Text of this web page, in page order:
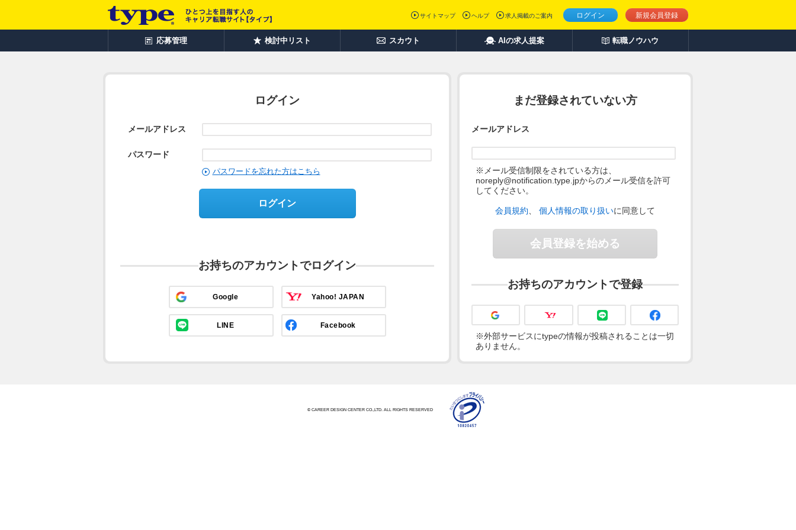
ログイン 新規会員登録
サイトマップ ヘルプ 求人掲載のご案内
応募管理 検討中リスト スカウト AIの求人提案 転職ノウハウ
ログイン
メールアドレス
パスワード
パスワードを忘れた方はこちら
ログイン
お持ちのアカウントでログイン
Google Yahoo! JAPAN
LINE Facebook
まだ登録されていない方
メールアドレス
※メール受信制限をされている方は、
noreply@notification.type.jpからのメール受信を許可
してください。
会員規約 個人情報の取り扱いに同意して
会員登録を始める
お持ちのアカウントで登録
※外部サービスにtypeの情報が投稿されることは一切
ありません。
© CAREER DESIGN CENTER CO.,LTD. ALL RIGHTS RESERVED